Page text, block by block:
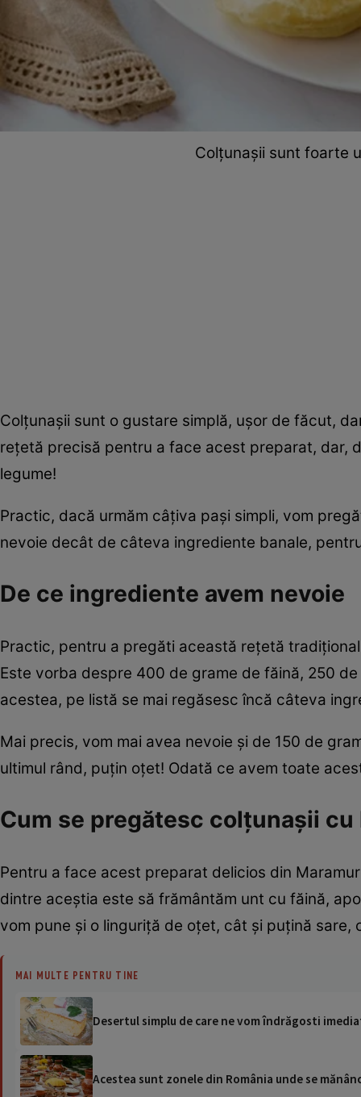
Colțunașii sunt foarte
Colțunașii sunt o gustare simplă, ușor de făcut,
rețetă precisă pentru a face acest preparat, dar,
legume!
Practic, dacă urmăm câțiva pași simpli, vom
nevoie decât de câteva ingrediente banale,
De ce ingrediente avem nevoie
Practic, pentru a pregăti această rețetă
Este vorba despre 400 de grame de făină, 250
acestea, pe listă se mai regăsesc încă câteva
Mai precis, vom mai avea nevoie și de 150 de
ultimul rând, puțin oțet! Odată ce avem toate
Cum se pregătesc colțunașii cu
Pentru a face acest preparat delicios din
dintre aceștia este să frământăm unt cu făină,
vom pune și o linguriță de oțet, cât și puțină sare,
MAI MULTE PENTRU TINE
Desertul simplu de care ne vom îndrăgosti
Acestea sunt zonele din România unde se